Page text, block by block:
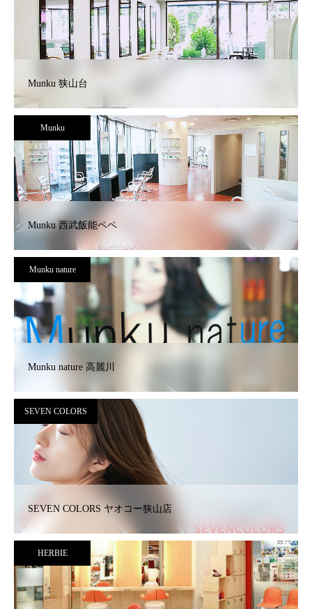
Munku 狭山台
Munku
Munku 西武飯能ペペ
Munku nature
Munku nature 高麗川
SEVEN COLORS
SEVEN COLORS ヤオコー狭山店
HERBIE